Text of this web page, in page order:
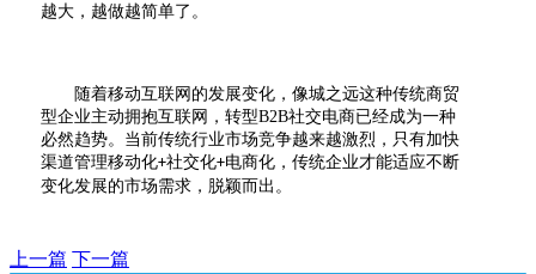
越大，越做越简单了。
随着移动互联网的发展变化，像城之远这种传统商贸
型企业主动拥抱互联网，转型B2B社交电商已经成为一种
必然趋势。当前传统行业市场竞争越来越激烈，只有加快
渠道管理移动化+社交化+电商化，传统企业才能适应不断
变化发展的市场需求，脱颖而出。
上一篇 下一篇